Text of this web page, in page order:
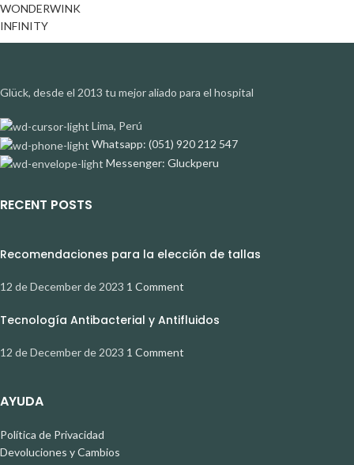
WONDERWINK
INFINITY
Glück, desde el 2013 tu mejor aliado para el hospital
Lima, Perú
Whatsapp: (051) 920 212 547
Messenger: Gluckperu
RECENT POSTS
Recomendaciones para la elección de tallas
12 de December de 2023 1 Comment
Tecnología Antibacterial y Antifluidos
12 de December de 2023 1 Comment
AYUDA
Política de Privacidad
Devoluciones y Cambios